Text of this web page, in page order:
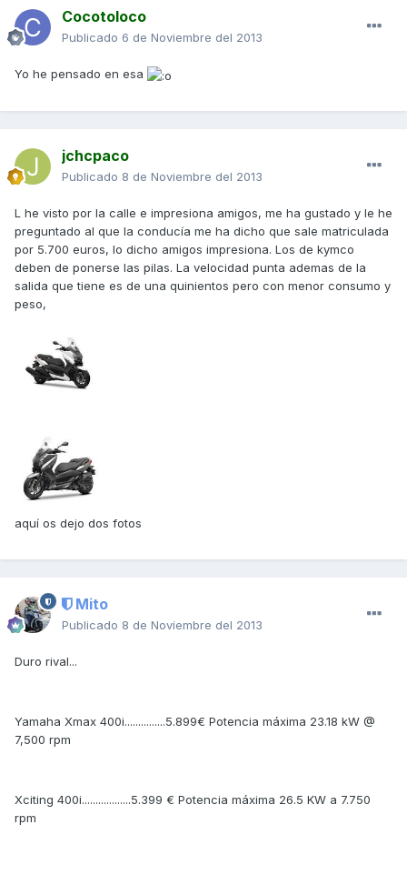
Cocotoloco
Publicado 6 de Noviembre del 2013
Yo he pensado en esa
jchcpaco
Publicado 8 de Noviembre del 2013
L he visto por la calle e impresiona amigos, me ha gustado y le he
preguntado al que la conducía me ha dicho que sale matriculada
por 5.700 euros, lo dicho amigos impresiona. Los de kymco
deben de ponerse las pilas. La velocidad punta ademas de la
salida que tiene es de una quinientos pero con menor consumo y
peso,
aquí os dejo dos fotos
Mito
Publicado 8 de Noviembre del 2013
Duro rival...
Yamaha Xmax 400i...............5.899€ Potencia máxima 23.18 kW @
7,500 rpm
Xciting 400i..................5.399 € Potencia máxima 26.5 KW a 7.750
rpm